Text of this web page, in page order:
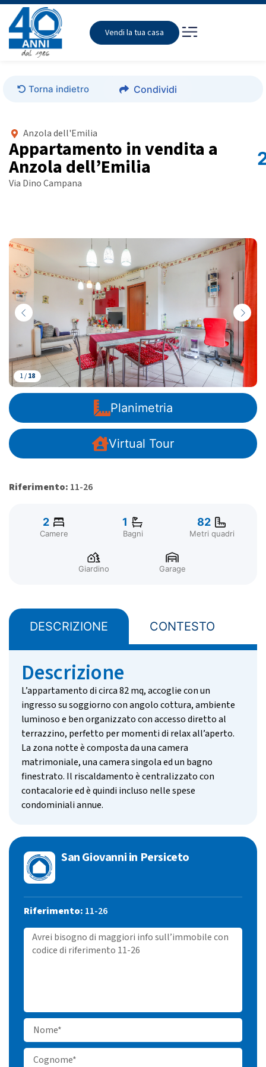
Vendi la tua casa
Torna indietro Condividi
Anzola dell'Emilia
Appartamento in vendita a
Anzola dell’Emilia
Via Dino Campana
Planimetria
Virtual Tour
1 /18
Riferimento: 11-26
2
Camere
1
Bagni
82
Metri quadri
Giardino Garage
DESCRIZIONE CONTESTO
Descrizione
L’appartamento di circa 82 mq, accoglie con un
ingresso su soggiorno con angolo cottura, ambiente
luminoso e ben organizzato con accesso diretto al
terrazzino, perfetto per momenti di relax all’aperto.
La zona notte è composta da una camera
matrimoniale, una camera singola ed un bagno
finestrato. Il riscaldamento è centralizzato con
contacalorie ed è quindi incluso nelle spese
condominiali annue.
San Giovanni in Persiceto
Riferimento: 11-26